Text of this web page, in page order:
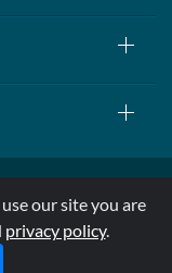
Reserved
por la FDA
our site you are
privacy policy.